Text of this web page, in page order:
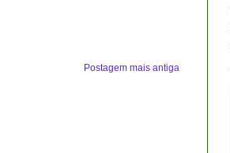
Postagem mais antiga